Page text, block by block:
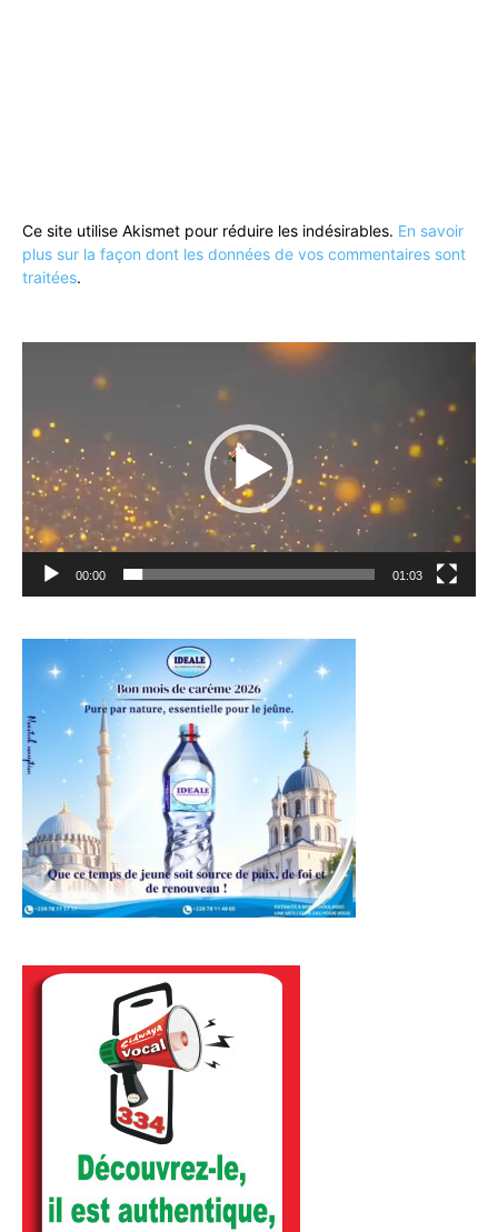
Ce site utilise Akismet pour réduire les indésirables. En savoir
plus sur la façon dont les données de vos commentaires sont
traitées.
00:00 01:03